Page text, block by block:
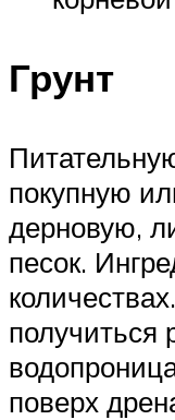
Грунт
покупную
дерновую,
песок.
поверх